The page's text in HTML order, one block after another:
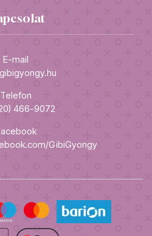
E-mail
Telefon
466-9072
GibiGyongy